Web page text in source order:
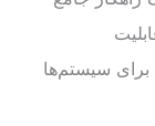
برای سیستم‌ها